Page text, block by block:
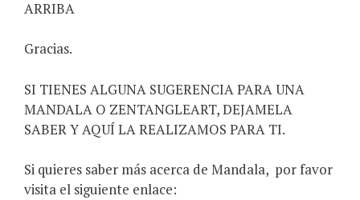
ARRIBA
Gracias.
SI TIENES ALGUNA SUGERENCIA PARA UNA
MANDALA O ZENTANGLEART, DEJAMELA
SABER Y AQUÍ LA REALIZAMOS PARA TI.
Si quieres saber más acerca de Mandala, por favor
visita el siguiente enlace: